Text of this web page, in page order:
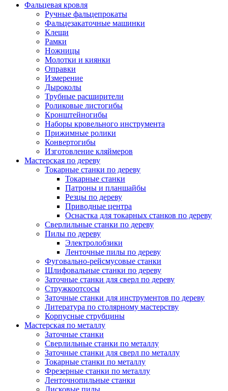
Фальцевая кровля
Ручные фальцепрокаты
Фальцезакаточные машинки
Клещи
Рамки
Ножницы
Молотки и киянки
Оправки
Измерение
Дыроколы
Трубные расширители
Роликовые листогибы
Кронштейногибы
Наборы кровельного инструмента
Прижимные ролики
Конвертогибы
Изготовление кляймеров
Мастерская по дереву
Токарные станки по дереву
Токарные станки
Патроны и планшайбы
Резцы по дереву
Приводные центра
Оснастка для токарных станков по дереву
Сверлильные станки по дереву
Пилы по дереву
Электролобзики
Ленточные пилы по дереву
Фуговально-рейсмусовые станки
Шлифовальные станки по дереву
Заточные станки для сверл по дереву
Стружкоотсосы
Заточные станки для инструментов по дереву
Литература по столярному мастерству
Корпусные струбцины
Мастерская по металлу
Заточные станки
Сверлильные станки по металлу
Заточные станки для сверл по металлу
Токарные станки по металлу
Фрезерные станки по металлу
Ленточнопильные станки
Дисковые пилы